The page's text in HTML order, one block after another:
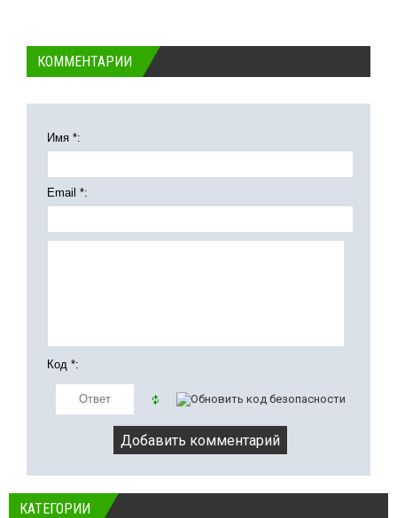
КОММЕНТАРИИ
Имя *:
Email *:
Код *:
КАТЕГОРИИ